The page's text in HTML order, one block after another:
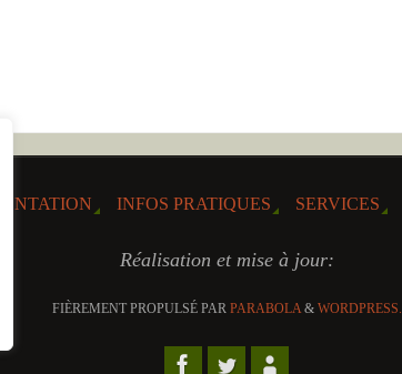
INFOS PRATIQUES SERVICES
Réalisation et mise à jour:
FIÈREMENT PROPULSÉ PAR PARABOLA& WORDPRESS.